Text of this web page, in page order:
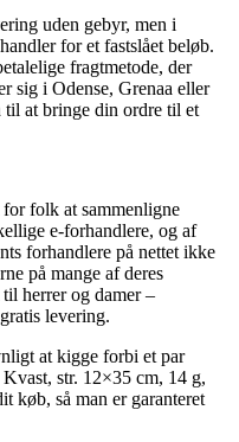
uden gebyr, men i
for et fastslået beløb.
fragtmetode, der
sig i Odense, Grenaa eller
at bringe din ordre til et
folk at sammenligne
e-forhandlere, og af
forhandlere på nettet ikke
på mange af deres
herrer og damer –
levering.
at kigge forbi et par
str. 12×35 cm, 14 g,
køb, så man er garanteret